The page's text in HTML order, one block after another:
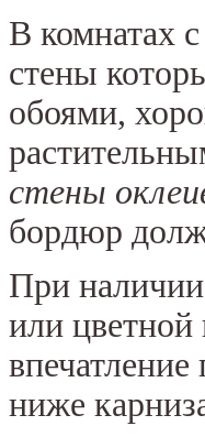
В комнатах
стены
обоями,
стены
бордюр
При наличии
или цветной
ниже